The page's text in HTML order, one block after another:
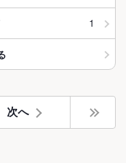
1
次へ